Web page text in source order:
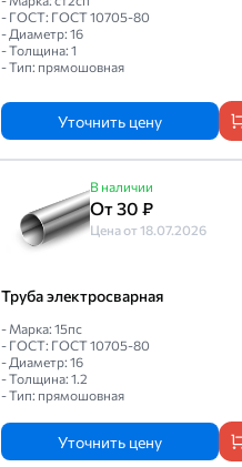
- ГОСТ: ГОСТ 10705-80
- Диаметр: 16
- Толщина: 1
- Тип: прямошовная
Уточнить цену
В наличии
От 30 ₽
Цена от 18.07.2026
Труба электросварная
- Марка: 15пс
- ГОСТ: ГОСТ 10705-80
- Диаметр: 16
- Толщина: 1.2
- Тип: прямошовная
Уточнить цену